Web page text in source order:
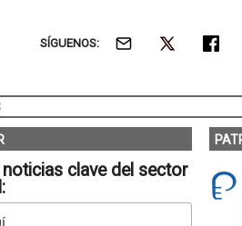
SÍGUENOS:
noticias clave del sector